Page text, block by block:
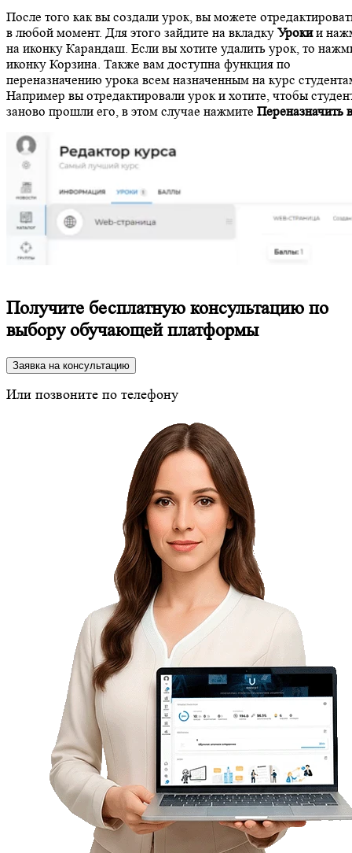
После того как вы создали урок, вы можете
в любой момент. Для этого зайдите на вкладку Урокии
на иконку Карандаш. Если вы хотите удалить урок, то
иконку Корзина. Также вам доступна функция по
переназначению урока всем назначенным на курс
Например вы отредактировали урок и хотите, чтобы
заново прошли его, в этом случае нажмите Переназначить
Получите бесплатную консультацию по
выбору обучающей платформы
Заявка на консультацию
Или позвоните по телефону